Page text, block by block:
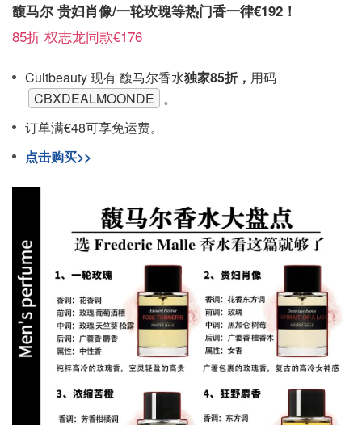
馥马尔 贵妇肖像/一轮玫瑰等热门香一律€192！
85折 权志龙同款€176
Cultbeauty 现有 馥马尔香水独家85折， 用码
CBXDEALMOONDE 。
订单满€48可享免运费。
点击购买>>